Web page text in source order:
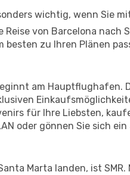
wichtig, wenn Sie
Reise von Barcelona
besten zu Ihren Plänen
am
für Ihre Liebsten,
oder gönnen Sie sich
Marta landen, ist